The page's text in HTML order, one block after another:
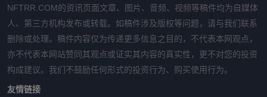
NFTRR.COM的资讯页面文章、图片、音频、视频等稿件均为自媒体
人、第三方机构发布或转载。如稿件涉及版权等问题，请与我们联系
删除或处理。稿件内容仅为传递更多信息之目的，不代表本网观点，
亦不代表本网站赞同其观点或证实其内容的真实性，更不对您的投资
构成建议。我们不鼓励任何形式的投资行为、购买使用行为。
友情链接